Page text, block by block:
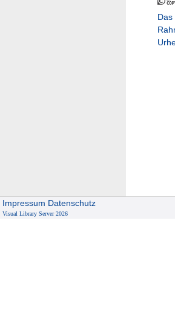
Das
Impressum Datenschutz
Visual Library Server 2026